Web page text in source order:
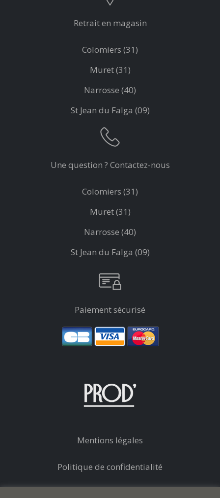
Retrait en magasin
Colomiers (31)
Muret (31)
Narrosse (40)
St Jean du Falga (09)
Une question ? Contactez-nous
Colomiers (31)
Muret (31)
Narrosse (40)
St Jean du Falga (09)
Paiement sécurisé
Mentions légales
Politique de confidentialité